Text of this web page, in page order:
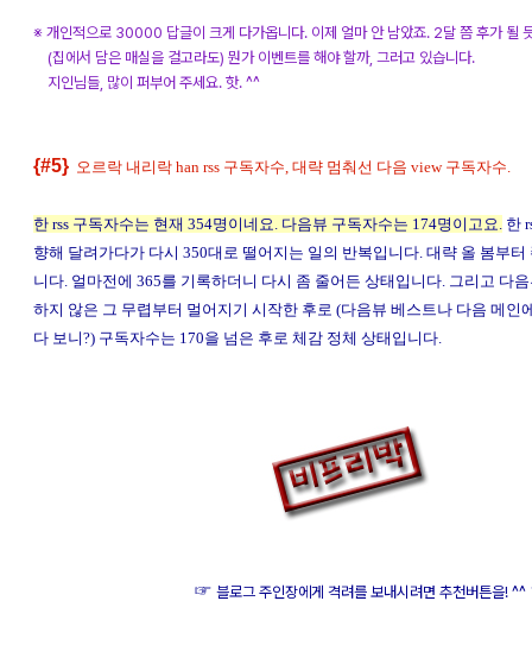
※ 개인적으로 30000 답글이 크게 다가옵니다. 이제 얼마 안 남았죠. 2달 쯤 후가 될
(집에서 담은 매실을 걸고라도) 뭔가 이벤트를 해야 할까, 그러고 있습니다.
지인님들, 많이 퍼부어 주세요. 핫. ^^
{#5} 오르락 내리락 han rss 구독자수, 대략 멈춰선 다음 view 구독자수.
한 rss 구독자수는 현재 354명이네요. 다음뷰 구독자수는 174명이고요. 한
향해 달려가다가 다시 350대로 떨어지는 일의 반복입니다. 대략 올 봄부터
니다. 얼마전에 365를 기록하더니 다시 좀 줄어든 상태입니다. 그리고 다
하지 않은 그 무렵부터 멀어지기 시작한 후로 (다음뷰 베스트나 다음 메인
다 보니?) 구독자수는 170을 넘은 후로 체감 정체 상태입니다.
☞블로그 주인장에게 격려를 보내시려면 추천버튼을! ^^☜